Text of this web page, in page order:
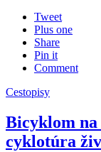
Tweet
Plus one
Share
Pin it
Comment
Cestopisy
Bicyklom na
cyklotúra